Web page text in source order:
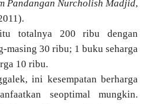
Pandangan Nurcholish Madjid,
totalnya 200 ribu dengan
masing 30 ribu; 1 buku seharga
10 ribu.
ini kesempatan berharga
seoptimal mungkin.